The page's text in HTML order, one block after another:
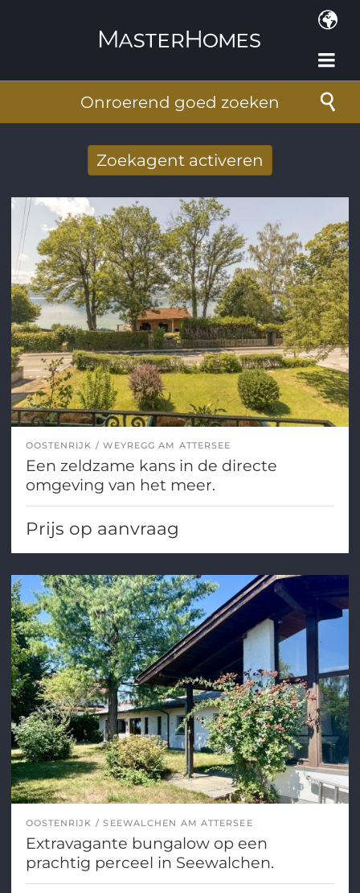
Onroerend goed zoeken
Zoekagent activeren
ontvangen
E-mailadres*
OOSTENRIJK WEYREGG AM ATTERSEE
Een zeldzame kans in de directe
omgeving van het meer.
Prijs op aanvraag
OOSTENRIJK SEEWALCHEN AM ATTERSEE
Extravagante bungalow op een
prachtig perceel in Seewalchen.